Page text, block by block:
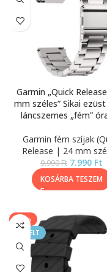
Garmin „Quick
mm széles” Sikai
láncszemes „fém”
Garmin fém szíjak
Release | 24 mm
9.990Ft 7.990 Ft
KOSÁRBA TESZEM
-33%
KIEMELT